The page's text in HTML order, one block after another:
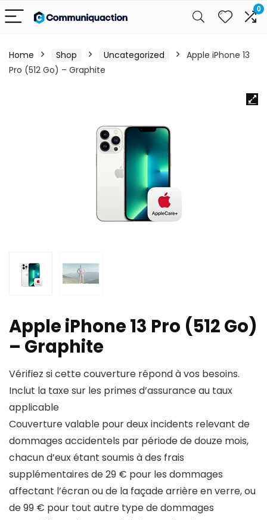
0
Home Shop Uncategorized
Apple iPhone 13
Pro (512 Go) – Graphite
Apple iPhone 13 Pro (512 Go)
– Graphite
Vérifiez si cette couverture répond à vos besoins.
Inclut la taxe sur les primes d’assurance au taux
applicable
Couverture valable pour deux incidents relevant de
dommages accidentels par période de douze mois,
chacun d’eux étant soumis à des frais
supplémentaires de 29 € pour les dommages
affectant l’écran ou de la façade arrière en verre, ou
de 99 € pour tout autre type de dommages